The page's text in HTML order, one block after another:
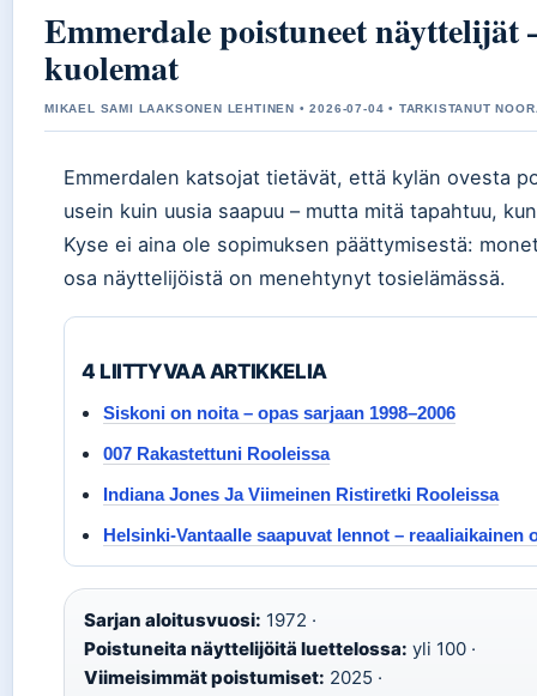
Emmerdale poistuneet näyttelijät
kuolemat
MIKAEL SAMI LAAKSONEN LEHTINEN • 2026-07-04 • TARKISTANUT
Emmerdalen katsojat tietävät, että kylän ovesta
usein kuin uusia saapuu – mutta mitä tapahtuu,
Kyse ei aina ole sopimuksen päättymisestä:
osa näyttelijöistä on menehtynyt tosielämässä.
4 LIITTYVAA ARTIKKELIA
Siskoni on noita – opas sarjaan 1998–2006
007 Rakastettuni Rooleissa
Indiana Jones Ja Viimeinen Ristiretki Rooleissa
Helsinki-Vantaalle saapuvat lennot – reaaliaikainen
Sarjan aloitusvuosi: 1972 ·
Poistuneita näyttelijöitä luettelossa: yli 100 ·
Viimeisimmät poistumiset: 2025 ·